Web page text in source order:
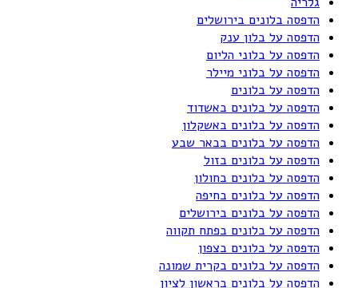
הדפסה בלונים בירושלים
הדפסה על בלון ענק
הדפסה על בלוני הליום
הדפסה על בלוני מיילר
הדפסה על בלונים
הדפסה על בלונים באשדוד
הדפסה על בלונים באשקלון
הדפסה על בלונים בבאר שבע
הדפסה על בלונים בזול
הדפסה על בלונים בחולון
הדפסה על בלונים בחיפה
הדפסה על בלונים בירושלים
הדפסה על בלונים בפתח תקווה
הדפסה על בלונים בצפון
הדפסה על בלונים בקרית שמונה
הדפסה על בלונים בראשון לציון